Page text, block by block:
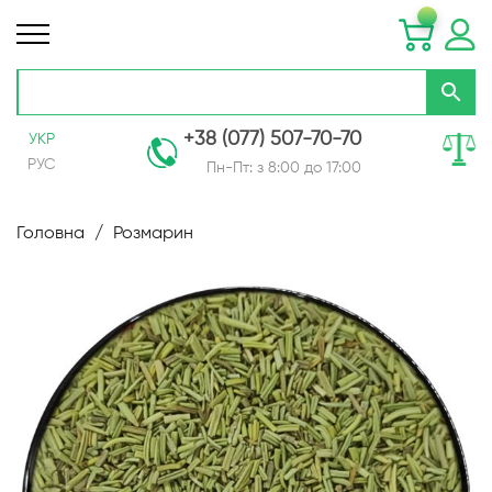
УКР
РУС
+38 (077) 507-70-70
Пн-Пт: з 8:00 до 17:00
Головна Розмарин
галереї
зображень